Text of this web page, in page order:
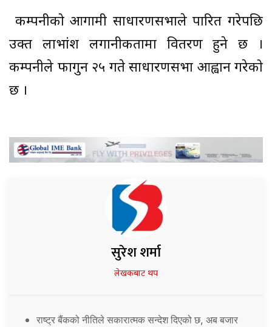
कम्पनीको आगामी साधारणसभाले पारित गरेपछि
उक्त लाभांश लगानीकर्तामा वितरण हुने छ ।
कम्पनीले फागुन २५ गते साधारणसभा आह्वान गरेको
छ ।
सुरेश शर्मा
लेखकबाट थप
राष्ट्र बैंकको नीतिले सकारात्मक सन्देश दिएको छ, अब बजार